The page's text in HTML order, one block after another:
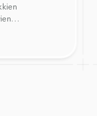
tietoja